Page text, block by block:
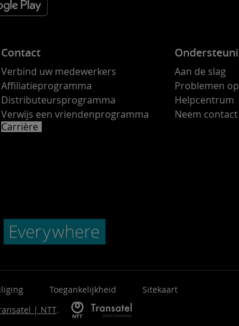
Contact
Verbind uw medewerkers
Affiliatieprogramma
Distributeursprogramma
Verwijs een vriendenprogramma
Carrière
Aan de slag
Problemen
Helpcentrum
Neem
Toegankelijkheid
Sitekaart
| NTT.